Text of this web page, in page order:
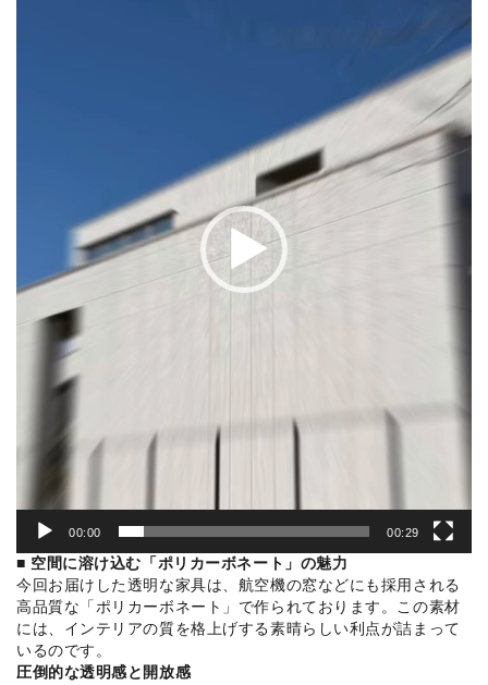
00:00 00:29
■ 空間に溶け込む「ポリカーボネート」の魅力
今回お届けした透明な家具は、航空機の窓などにも採用される
高品質な「ポリカーボネート」で作られております。この素材
には、インテリアの質を格上げする素晴らしい利点が詰まって
いるのです。
圧倒的な透明感と開放感